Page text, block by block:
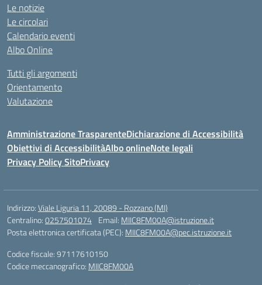
Le notizie
Le circolari
Calendario eventi
Albo Online
Tutti gli argomenti
Orientamento
Valutazione
Amministrazione TrasparenteDichiarazione di Accessibilità
Obiettivi di AccessibilitàAlbo onlineNote legali
Privacy Policy SitoPrivacy
Indirizzo:Viale Liguria 11, 20089 - Rozzano (MI)
Centralino:0257501074 Email: MIIC8FM00A@istruzione.it
Posta elettronica certificata (PEC): MIIC8FM00A@pec.istruzione.it
Codice fiscale: 97117610150
Codice meccanografico: MIIC8FM00A